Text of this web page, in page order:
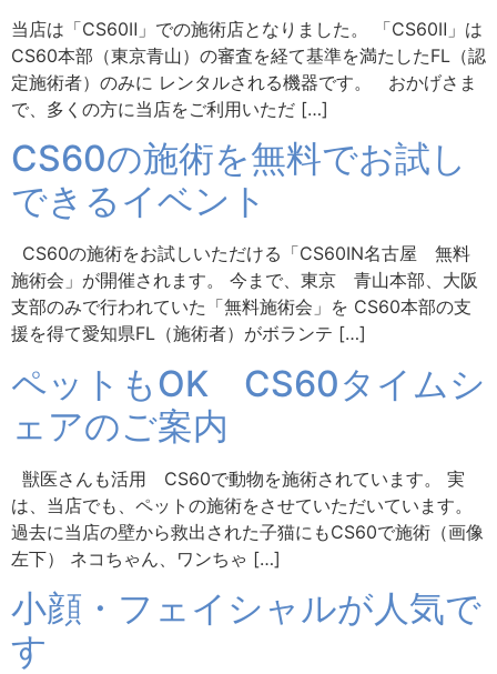
当店は「CS60Ⅱ」での施術店となりました。 「CS60Ⅱ」は
CS60本部（東京青山）の審査を経て基準を満たしたFL（認
定施術者）のみに レンタルされる機器です。 おかげさま
で、多くの方に当店をご利用いただ […]
CS60の施術を無料でお試し
できるイベント
CS60の施術をお試しいただける「CS60IN名古屋 無料
施術会」が開催されます。 今まで、東京 青山本部、大阪
支部のみで行われていた「無料施術会」を CS60本部の支
援を得て愛知県FL（施術者）がボランテ […]
ペットもOK CS60タイムシ
ェアのご案内
獣医さんも活用 CS60で動物を施術されています。 実
は、当店でも、ペットの施術をさせていただいています。
過去に当店の壁から救出された子猫にもCS60で施術（画像
左下） ネコちゃん、ワンちゃ […]
小顔・フェイシャルが人気で
す